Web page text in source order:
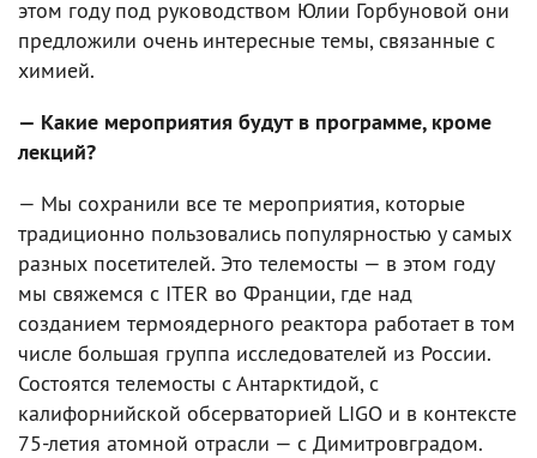
этом году под руководством Юлии Горбуновой они
предложили очень интересные темы, связанные с
химией.
— Какие мероприятия будут в программе, кроме
лекций?
— Мы сохранили все те мероприятия, которые
традиционно пользовались популярностью у самых
разных посетителей. Это телемосты — в этом году
мы свяжемся с ITER во Франции, где над
созданием термоядерного реактора работает в том
числе большая группа исследователей из России.
Состоятся телемосты с Антарктидой, с
калифорнийской обсерваторией LIGO и в контексте
75-летия атомной отрасли — с Димитровградом.